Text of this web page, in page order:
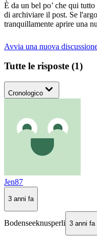
È da un bel po’ che qui
di archiviare il post. Se
tranquillamente aprire una
Avvia una nuova
Tutte le risposte (1)
Cronologico
Jen87
3 anni fa
Bodenseeknusperli 3 anni fa